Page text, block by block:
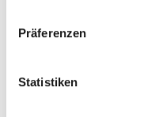
Präferenzen
Statistiken
Hierarchien